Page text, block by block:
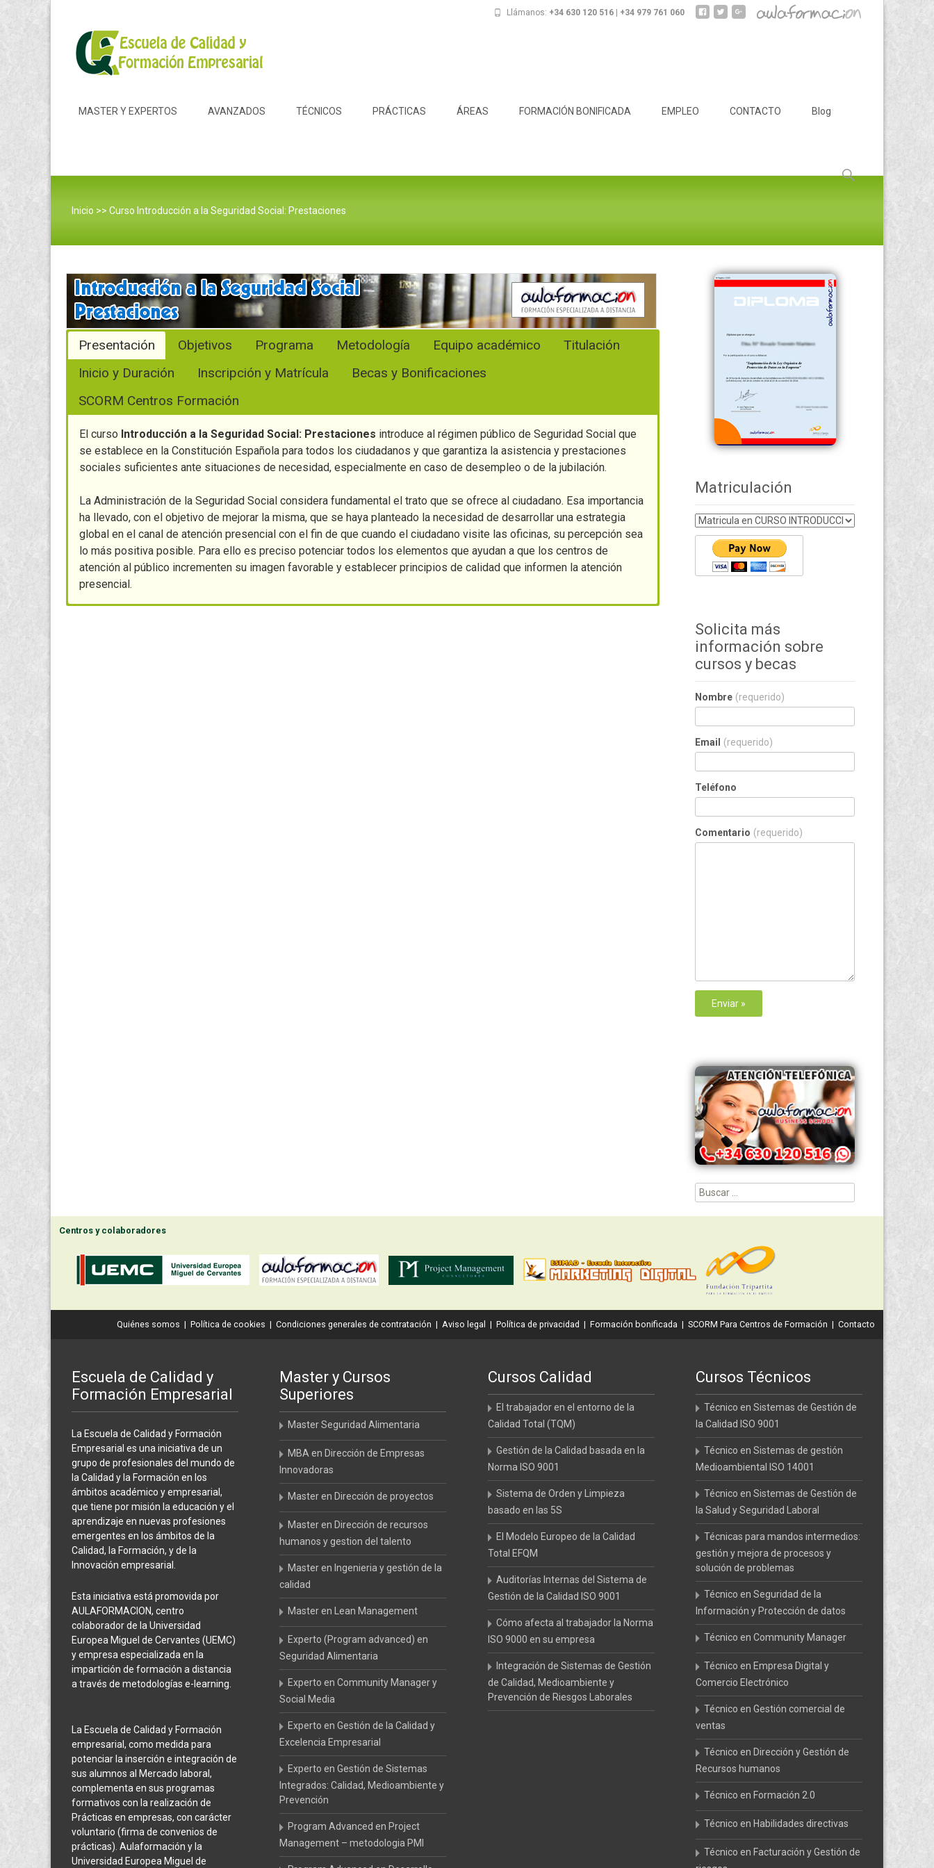
Llámanos: +34 630 120 516 | +34 979 761 060
MASTER Y EXPERTOS AVANZADOS TÉCNICOS PRÁCTICAS ÁREAS FORMACIÓN BONIFICADA EMPLEO CONTACTO Blog
Buscar:
Inicio >> Curso Introducción a la Seguridad Social: Prestaciones
Presentación Objetivos Programa Metodología Equipo académico
Titulación
Inicio y Duración
Inscripción y Matrícula
Becas y Bonificaciones
SCORM Centros Formación
El curso Introducción a la Seguridad Social: Prestaciones introduce al régimen público de Seguridad Social que
se establece en la Constitución Española para todos los ciudadanos y que garantiza la asistencia y prestaciones
sociales suficientes ante situaciones de necesidad, especialmente en caso de desempleo o de la jubilación.
La Administración de la Seguridad Social considera fundamental el trato que se ofrece al ciudadano. Esa importancia
ha llevado, con el objetivo de mejorar la misma, que se haya planteado la necesidad de desarrollar una estrategia
global en el canal de atención presencial con el fin de que cuando el ciudadano visite las oficinas, su percepción sea
lo más positiva posible. Para ello es preciso potenciar todos los elementos que ayudan a que los centros de
atención al público incrementen su imagen favorable y establecer principios de calidad que informen la atención
presencial.
Matriculación
Solicita más
información sobre
cursos y becas
Nombre (requerido)
Email (requerido)
Teléfono
Comentario (requerido)
Buscar:
Centros y colaboradores
Quiénes somos | Política de cookies | Condiciones generales de contratación | Aviso legal | Política de privacidad | Formación bonificada | SCORM Para Centros de Formación | Contacto
Escuela de Calidad y
Formación Empresarial
La Escuela de Calidad y Formación
Empresarial es una iniciativa de un
grupo de profesionales del mundo de
la Calidad y la Formación en los
ámbitos académico y empresarial,
que tiene por misión la educación y el
aprendizaje en nuevas profesiones
emergentes en los ámbitos de la
Calidad, la Formación, y de la
Innovación empresarial.
Esta iniciativa está promovida por
AULAFORMACION, centro
colaborador de la Universidad
Europea Miguel de Cervantes (UEMC)
y empresa especializada en la
impartición de formación a distancia
a través de metodologías e-learning.
La Escuela de Calidad y Formación
empresarial, como medida para
potenciar la inserción e integración de
sus alumnos al Mercado laboral,
complementa en sus programas
formativos con la realización de
Prácticas en empresas, con carácter
voluntario (firma de convenios de
prácticas). Aulaformación y la
Universidad Europea Miguel de
Master y Cursos
Superiores
Master Seguridad Alimentaria
MBA en Dirección de Empresas
Innovadoras
Master en Dirección de proyectos
Master en Dirección de recursos
humanos y gestion del talento
Master en Ingenieria y gestión de la
calidad
Master en Lean Management
Experto (Program advanced) en
Seguridad Alimentaria
Experto en Community Manager y
Social Media
Experto en Gestión de la Calidad y
Excelencia Empresarial
Experto en Gestión de Sistemas
Integrados: Calidad, Medioambiente y
Prevención
Program Advanced en Project
Management – metodologia PMI
Cursos Calidad
El trabajador en el entorno de la
Calidad Total (TQM)
Gestión de la Calidad basada en la
Norma ISO 9001
Sistema de Orden y Limpieza
basado en las 5S
El Modelo Europeo de la Calidad
Total EFQM
Auditorías Internas del Sistema de
Gestión de la Calidad ISO 9001
Cómo afecta al trabajador la Norma
ISO 9000 en su empresa
Integración de Sistemas de Gestión
de Calidad, Medioambiente y
Prevención de Riesgos Laborales
Cursos Técnicos
Técnico en Sistemas de Gestión de
la Calidad ISO 9001
Técnico en Sistemas de gestión
Medioambiental ISO 14001
Técnico en Sistemas de Gestión de
la Salud y Seguridad Laboral
Técnicas para mandos intermedios:
gestión y mejora de procesos y
solución de problemas
Técnico en Seguridad de la
Información y Protección de datos
Técnico en Community Manager
Técnico en Empresa Digital y
Comercio Electrónico
Técnico en Gestión comercial de
ventas
Técnico en Dirección y Gestión de
Recursos humanos
Técnico en Formación 2.0
Técnico en Habilidades directivas
Técnico en Facturación y Gestión de